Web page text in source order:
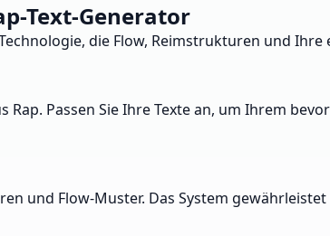
Text-Generator
die Flow, Reimstrukturen und
Rap. Passen Sie Ihre Texte an, um Ihrem
und Flow-Muster. Das System